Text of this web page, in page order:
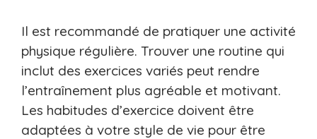
Il est recommandé de pratiquer une activité
physique régulière. Trouver une routine qui
inclut des exercices variés peut rendre
l’entraînement plus agréable et motivant.
Les habitudes d’exercice doivent être
adaptées à votre style de vie pour être